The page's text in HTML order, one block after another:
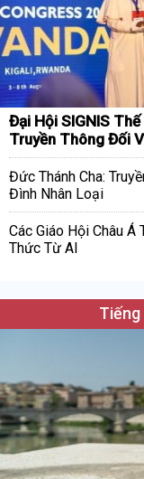
Đại Hội SIGNIS
Truyền Thông Đối
Đức Thánh Cha:
Đình Nhân Loại
Các Giáo Hội Châu
Thức Từ AI
Tiếng